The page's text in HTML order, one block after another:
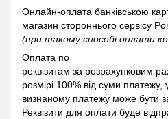
Онлайн-оплата банківською
магазин стороннього сервісу
(при такому способі оплати
Оплата по
реквізитам за розрахунковим
розмірі 100% від суми платежу,
визнаному платежу може бути
Реквізити для оплати буде